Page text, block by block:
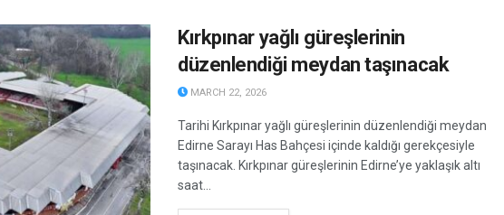
Kırkpınar yağlı güreşlerinin
düzenlendiği meydan taşınacak
MARCH 22, 2026
Tarihi Kırkpınar yağlı güreşlerinin düzenlendiği meydan
Edirne Sarayı Has Bahçesi içinde kaldığı gerekçesiyle
taşınacak. Kırkpınar güreşlerinin Edirne’ye yaklaşık altı
saat...